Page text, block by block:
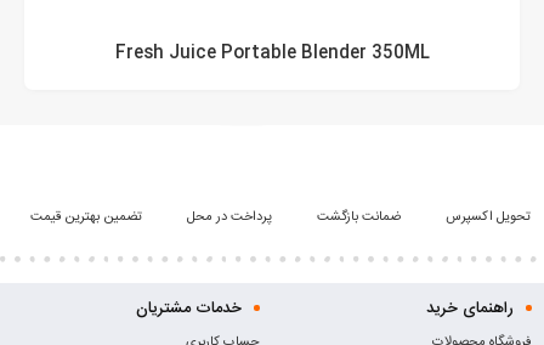
Fresh Juice Portable Blender 350ML
تحویل اکسپرس ضمانت بازگشت پرداخت در محل تضمین بهترین قیمت
راهنمای خرید خدمات مشتریان